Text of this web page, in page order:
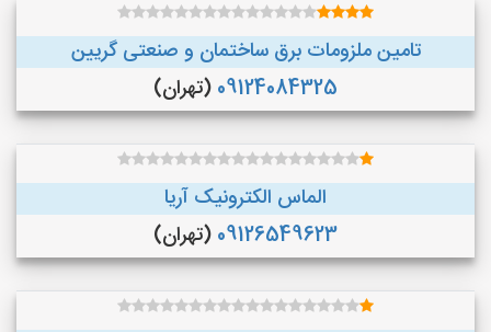
تامین ملزومات برق ساختمان و صنعتی گریین
09124084325 (تهران)
الماس الکترونیک آریا
09126549623 (تهران)